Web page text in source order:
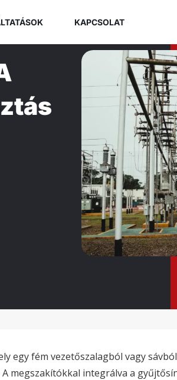
KAPCSOLAT
egy fém vezetőszalagból vagy
megszakítókkal integrálva a